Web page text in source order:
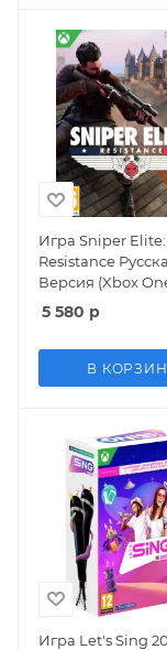
Игра Sniper Elite:
Resistance
Версия (Xbox
X)
5 580 р
В
Игра Let's Sing